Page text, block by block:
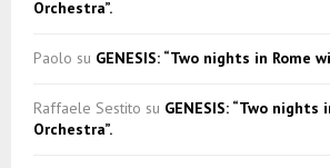
Orchestra”.
Paolo su GENESIS: “Two nights in Rome
Raffaele Sestito su GENESIS: “Two
Orchestra”.